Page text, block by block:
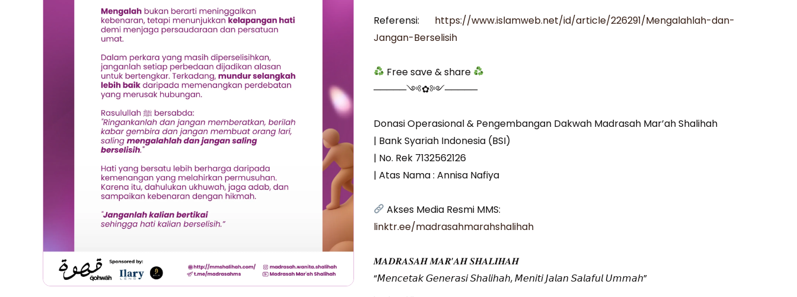
Referensi: https://www.islamweb.net/id/article/226291/Mengalahlah-dan-
Jangan-Berselisih
Free save & share
─────༺✿༻─────
Donasi Operasional & Pengembangan Dakwah Madrasah Mar’ah Shalihah
| Bank Syariah Indonesia (BSI)
| No. Rek 7132562126
| Atas Nama : Annisa Nafiya
Akses Media Resmi MMS:
linktr.ee/madrasahmarahshalihah
𝑴𝑨𝑫𝑹𝑨𝑺𝑨𝑯 𝑴𝑨𝑹’𝑨𝑯 𝑺𝑯𝑨𝑳𝑰𝑯𝑨𝑯
“𝘔𝘦𝘯𝘤𝘦𝘵𝘢𝘬 𝘎𝘦𝘯𝘦𝘳𝘢𝘴𝘪 𝘚𝘩𝘢𝘭𝘪𝘩𝘢𝘩, 𝘔𝘦𝘯𝘪𝘵𝘪 𝘑𝘢𝘭𝘢𝘯 𝘚𝘢𝘭𝘢𝘧𝘶𝘭 𝘜𝘮𝘮𝘢𝘩”